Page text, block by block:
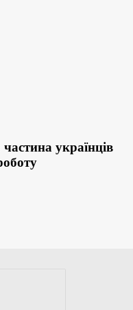
українців